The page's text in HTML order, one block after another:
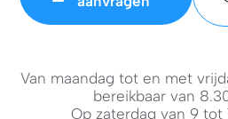
Van maandag tot en met
bereikbaar van
Op zaterdag van 9 tot